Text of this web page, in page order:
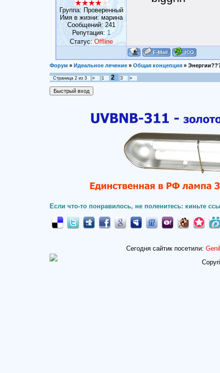
Группа: Проверенный
Имя в жизни: марина
Сообщений: 241
Репутация: 1
Статус:Offline
Форум » Идеальное лечение » Общая концепция »
Страница 2 из 3 « 1 2 3 »
Если что-то понравилось, не поленитесь: киньте
Сегодня сайтик посетили: